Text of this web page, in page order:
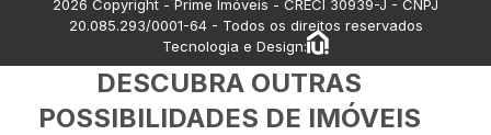
2026 Copyright - Prime Imóveis - CRECI 30939-J - CNPJ
20.085.293/0001-64- Todos os direitos reservados
Tecnologia e Design:
DESCUBRA OUTRAS
POSSIBILIDADES DE IMÓVEIS